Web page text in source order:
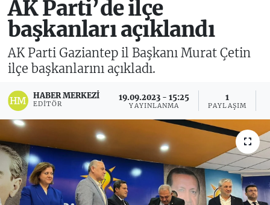
AK Parti’de ilçe
başkanları açıklandı
AK Parti Gaziantep il Başkanı Murat Çetin
ilçe başkanlarını açıkladı.
HABER MERKEZI
EDITÖR
19.09.2023 - 15:25
YAYINLANMA
1
PAYLAŞIM
Süper Lig Puan Durumu ve Fikstür
Tüm Manşetler
Son Dakika Haberleri
Haber Arşivi